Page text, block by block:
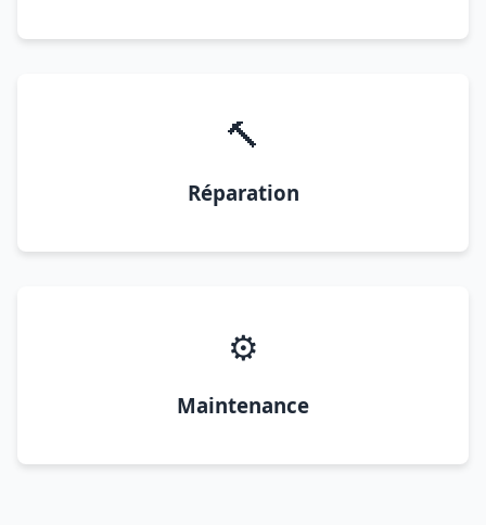
🔨
Réparation
⚙️
Maintenance